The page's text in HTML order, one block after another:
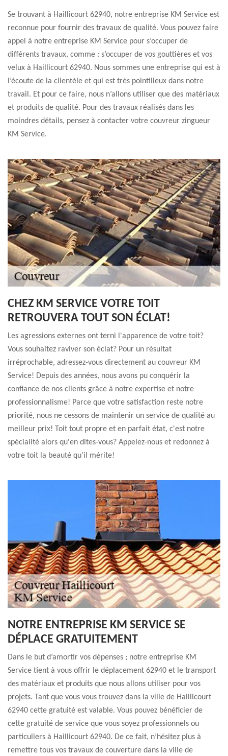
Se trouvant à Haillicourt 62940, notre entreprise KM Service est
reconnue pour fournir des travaux de qualité. Vous pouvez faire
appel à notre entreprise KM Service pour s’occuper de
différents travaux, comme : s’occuper de vos gouttières et vos
velux à Haillicourt 62940. Nous sommes une entreprise qui est à
l’écoute de la clientèle et qui est très pointilleux dans notre
travail. Et pour ce faire, nous n’allons utiliser que des matériaux
et produits de qualité. Pour des travaux réalisés dans les
moindres détails, pensez à contacter votre couvreur zingueur
KM Service.
CHEZ KM SERVICE VOTRE TOIT
RETROUVERA TOUT SON ÉCLAT!
Les agressions externes ont terni l'apparence de votre toit?
Vous souhaitez raviver son éclat? Pour un résultat
irréprochable, adressez-vous directement au couvreur KM
Service! Depuis des années, nous avons pu conquérir la
confiance de nos clients grâce à notre expertise et notre
professionnalisme! Parce que votre satisfaction reste notre
priorité, nous ne cessons de maintenir un service de qualité au
meilleur prix! Toit tout propre et en parfait état, c'est notre
spécialité alors qu'en dites-vous? Appelez-nous et redonnez à
votre toit la beauté qu'il mérite!
NOTRE ENTREPRISE KM SERVICE SE
DÉPLACE GRATUITEMENT
Dans le but d’amortir vos dépenses ; notre entreprise KM
Service tient à vous offrir le déplacement 62940 et le transport
des matériaux et produits que nous allons utiliser pour vos
projets. Tant que vous vous trouvez dans la ville de Haillicourt
62940 cette gratuité est valable. Vous pouvez bénéficier de
cette gratuité de service que vous soyez professionnels ou
particuliers à Haillicourt 62940. De ce fait, n’hésitez plus à
remettre tous vos travaux de couverture dans la ville de